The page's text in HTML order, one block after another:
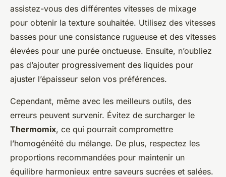
assistez-vous des différentes vitesses de mixage
pour obtenir la texture souhaitée. Utilisez des vitesses
basses pour une consistance rugueuse et des vitesses
élevées pour une purée onctueuse. Ensuite, n’oubliez
pas d’ajouter progressivement des liquides pour
ajuster l’épaisseur selon vos préférences.
Cependant, même avec les meilleurs outils, des
erreurs peuvent survenir. Évitez de surcharger le
Thermomix, ce qui pourrait compromettre
l’homogénéité du mélange. De plus, respectez les
proportions recommandées pour maintenir un
équilibre harmonieux entre saveurs sucrées et salées.